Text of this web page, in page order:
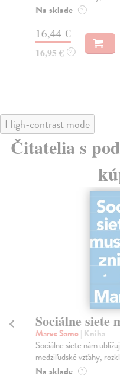
Na sklade ?
16,44 €
16,95 € ?
High-contrast mode
Čitatelia s
Sociálne siete
Marec Samo| Kniha
Sociálne siete nám
medziľudské vzťahy,
Na sklade ?